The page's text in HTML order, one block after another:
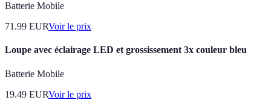
Batterie Mobile
71.99 EURVoir le prix
Loupe avec éclairage LED et grossissement 3x couleur bleu
Batterie Mobile
19.49 EURVoir le prix